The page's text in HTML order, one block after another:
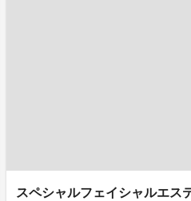
スペシャルフェイシャルエ